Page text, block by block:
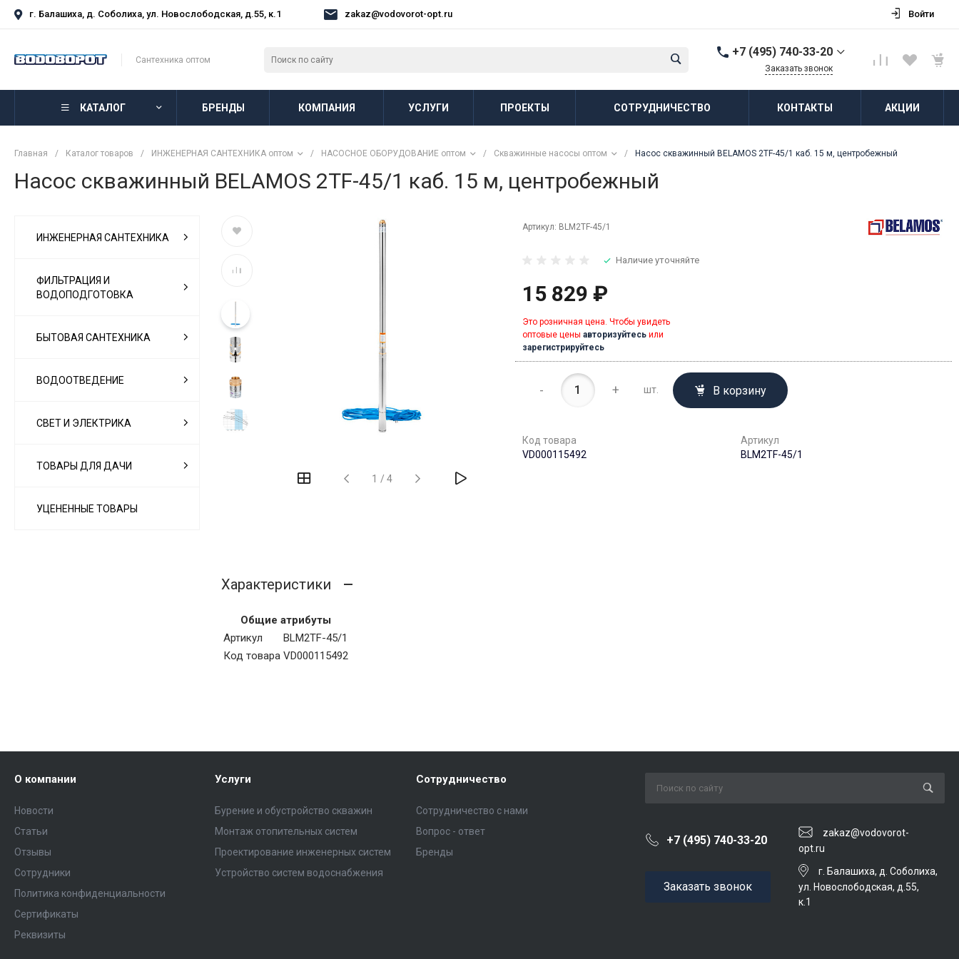
г. Балашиха, д. Соболиха, ул. Новослободская, д.55, к.1 zakaz@vodovorot-opt.ru Войти
Сантехника оптом
+7 (495) 740-33-20
г. Балашиха, д.
Пн-Пт: 8:00-18:00 Cб-Вс:
Заказать звонок
КАТАЛОГ БРЕНДЫ КОМПАНИЯ УСЛУГИ ПРОЕКТЫ СОТРУДНИЧЕСТВО КОНТАКТЫ АКЦИИ
Главная / Каталог товаров / ИНЖЕНЕРНАЯ САНТЕХНИКА оптом / НАСОСНОЕ ОБОРУДОВАНИЕ оптом / Скважинные насосы оптом / Насос скважинный BELAMOS 2TF-45/1 каб. 15 м, центробежный
Насос скважинный BELAMOS 2TF-45/1 каб. 15 м, центробежный
ИНЖЕНЕРНАЯ САНТЕХНИКА
ФИЛЬТРАЦИЯ И
ВОДОПОДГОТОВКА
БЫТОВАЯ САНТЕХНИКА
ВОДООТВЕДЕНИЕ
СВЕТ И ЭЛЕКТРИКА
ТОВАРЫ ДЛЯ ДАЧИ
УЦЕНЕННЫЕ ТОВАРЫ
1 / 4
Артикул: BLM2TF-45/1
Наличие уточняйте
15 829 ₽
Это розничная цена. Чтобы увидеть
оптовые цены авторизуйтесьили
зарегистрируйтесь
- + шт. В корзину
Код товара
VD000115492
Артикул
BLM2TF-45/1
Характеристики
Общие атрибуты
Артикул
BLM2TF-45/1
Код товара VD000115492
О компании
Новости
Статьи
Отзывы
Сотрудники
Политика конфиденциальности
Сертификаты
Реквизиты
Услуги
Бурение и обустройство скважин
Монтаж отопительных систем
Проектирование инженерных систем
Устройство систем водоснабжения
Сотрудничество
Сотрудничество с нами
Вопрос - ответ
Бренды
+7 (495) 740-33-20
zakaz@vodovorot-
opt.ru
Заказать звонок
г. Балашиха, д. Соболиха,
ул. Новослободская, д.55,
к.1